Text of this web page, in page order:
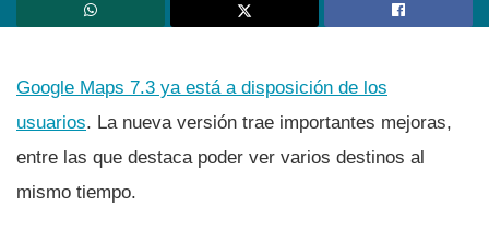
Google Maps 7.3 ya está a disposición de los
usuarios. La nueva versión trae importantes mejoras,
entre las que destaca poder ver varios destinos al
mismo tiempo.